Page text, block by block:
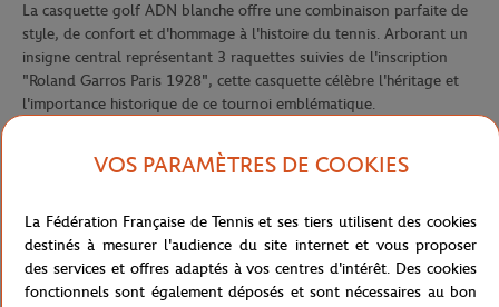
La casquette golf ADN blanche offre une combinaison parfaite de
style, de confort et d'hommage à l'histoire du tennis. Arborant un
insigne central représentant 3 raquettes suivies de l'inscription
"Roland Garros Paris 1928", cette casquette célèbre l'héritage et
l'importance historique de ce tournoi emblématique.
de la casquette ajoute une touche d'élégance et de sophistication,
Fabriquée à partir de 100% de polyester, cette casquette offre non
seulement une qualité exceptionnelle, mais aussi une durabilité à
toute épreuve. Avec sa conception réglable, elle s'adapte
VOS PARAMÈTRES DE COOKIES
La Fédération Française de Tennis et ses tiers utilisent des cookies
destinés à mesurer l'audience du site internet et vous proposer
des services et offres adaptés à vos centres d'intérêt. Des cookies
fonctionnels sont également déposés et sont nécessaires au bon